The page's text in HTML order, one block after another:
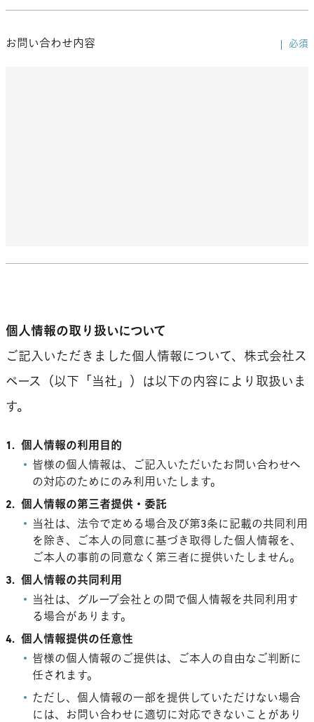
お問い合わせ内容 必須
個人情報の取り扱いについて
ご記入いただきました個人情報について、株式会社ス
ペース（以下「当社」）は以下の内容により取扱いま
す。
1. 個人情報の利用目的
皆様の個人情報は、ご記入いただいたお問い合わせへ
の対応のためにのみ利用いたします。
2. 個人情報の第三者提供・委託
当社は、法令で定める場合及び第3条に記載の共同利用
を除き、ご本人の同意に基づき取得した個人情報を、
ご本人の事前の同意なく第三者に提供いたしません。
3. 個人情報の共同利用
当社は、グループ会社との間で個人情報を共同利用す
る場合があります。
4. 個人情報提供の任意性
皆様の個人情報のご提供は、ご本人の自由なご判断に
任されます。
ただし、個人情報の一部を提供していただけない場合
には、お問い合わせに適切に対応できないことがあり